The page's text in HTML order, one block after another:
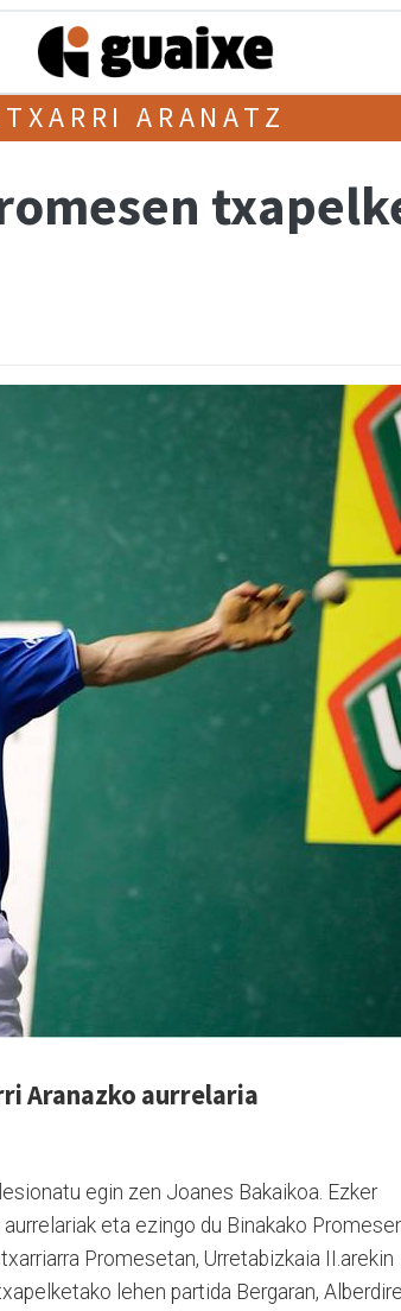
ARANATZ
Aranazko aurrelaria
egin zen Joanes Bakaikoa. Ezker
eta ezingo du Binakako
Promesetan, Urretabizkaia II.arekin
lehen partida Bergaran,